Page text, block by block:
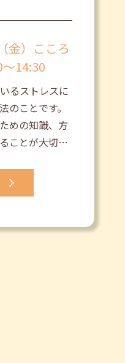
金）こころ
14:30
るストレスに
のことです。
めの知識、方
ことが大切…